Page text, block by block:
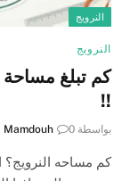
النرويج
النرويج
كم تبلغ مساحة
!!
بواسطة Mamdouh 0
كم مساحه النرويج؟